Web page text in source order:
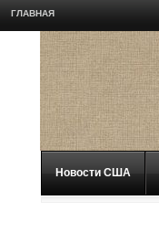
ГЛАВНАЯ
Новости США